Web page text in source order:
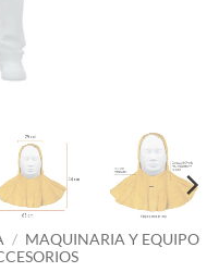
/ MAQUINARIA Y EQUIPO